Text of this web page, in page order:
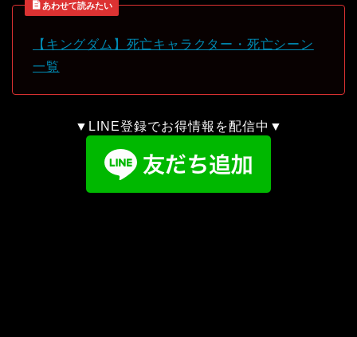
あわせて読みたい
【キングダム】死亡キャラクター・死亡シーン
一覧
▼LINE登録でお得情報を配信中▼